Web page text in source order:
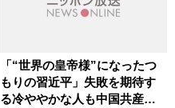
「“世界の皇帝様”になったつ
もりの習近平」失敗を期待す
る冷ややかな人も中国共産党